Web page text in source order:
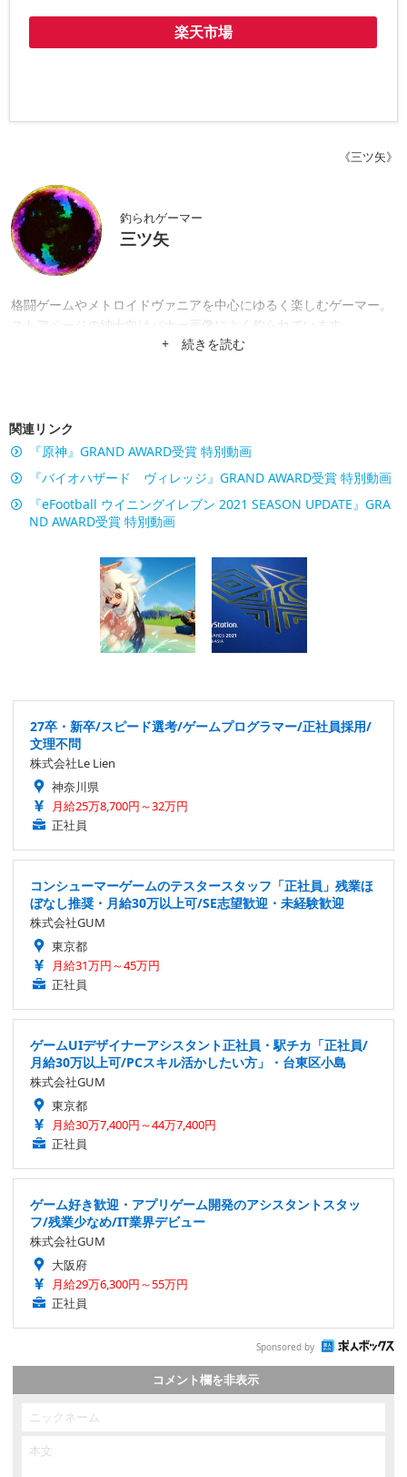
楽天市場
《三ツ矢》
釣られゲーマー
三ツ矢
格闘ゲームやメトロイドヴァニアを中心にゆるく楽しむゲーマー。
ストアページの紳士向けバナー画像によく釣られています。
+ 続きを読む
関連リンク
『原神』GRAND AWARD受賞 特別動画
『バイオハザード ヴィレッジ』GRAND AWARD受賞 特別動画
『eFootball ウイニングイレブン 2021 SEASON UPDATE』GRA
ND AWARD受賞 特別動画
27卒・新卒/スピード選考/ゲームプログラマー/正社員採用/
文理不問
株式会社Le Lien
神奈川県
月給25万8,700円～32万円
正社員
コンシューマーゲームのテスタースタッフ「正社員」残業ほ
ぼなし推奨・月給30万以上可/SE志望歓迎・未経験歓迎
株式会社GUM
東京都
月給31万円～45万円
正社員
ゲームUIデザイナーアシスタント正社員・駅チカ「正社員/
月給30万以上可/PCスキル活かしたい方」・台東区小島
株式会社GUM
東京都
月給30万7,400円～44万7,400円
正社員
ゲーム好き歓迎・アプリゲーム開発のアシスタントスタッ
フ/残業少なめ/IT業界デビュー
株式会社GUM
大阪府
月給29万6,300円～55万円
正社員
Sponsored by
コメント欄を非表示